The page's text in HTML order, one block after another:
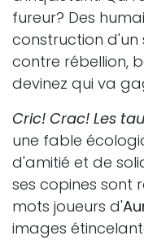
fureur? Des
construction d'un
contre rébellion,
devinez qui va
Cric! Crac! Les
une fable
d'amitié et de
ses copines sont
mots joueurs d'
images